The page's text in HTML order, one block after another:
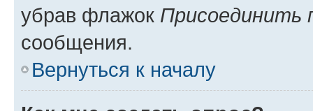
убрав флажок Присоединить
сообщения.
Вернуться к началу